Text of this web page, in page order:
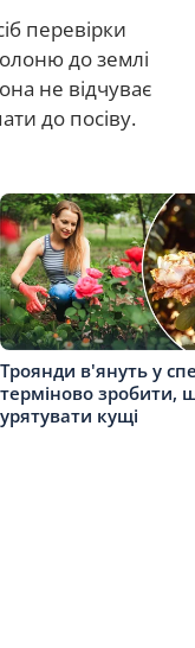
перевірки
до землі
не відчуває
до посіву.
Троянди в'януть у
терміново зробити,
урятувати кущі